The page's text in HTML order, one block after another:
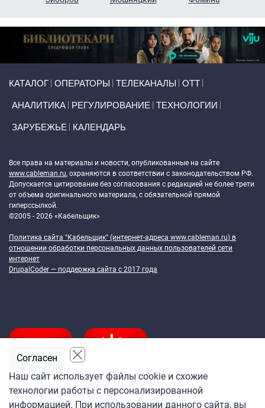
КАТАЛОГ ОПЕРАТОРЫ ТЕЛЕКАНАЛЫ ОТТ
АНАЛИТИКА РЕГУЛИРОВАНИЕ ТЕХНОЛОГИИ
ЗАРУБЕЖЬЕ КАЛЕНДАРЬ
Все права на материалы и новости, опубликованные на сайте
www.cableman.ru, охраняются в соответствии с законодательством РФ.
Допускается цитирование без согласования с редакцией не более трети
от объема оригинального материала, с обязательной прямой
гиперссылкой.
©2005 - 2026 «Кабельщик»
Политика сайта "Кабельщик" (интернет-адреса www.cableman.ru) в
отношении обработки персональных данных пользователей сети
интернет
DrupalCoder — поддержка сайта c 2017 года
Подпишитесь
Наш сайт использует файлы cookie и схожие
технологии работы с персонализированной
информацией. При использовании данного сайта, вы
Согласен